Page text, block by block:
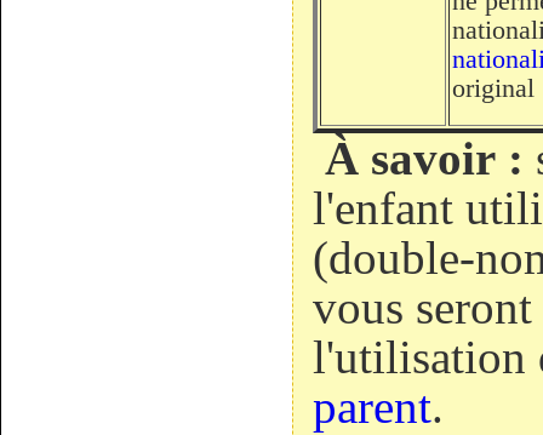
original
À savoir :
l'enfant
(double-
vous
parent.